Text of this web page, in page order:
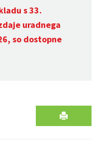
s 33.
uradnega
so dostopne